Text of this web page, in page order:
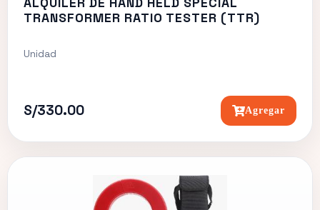
TRANSFORMER RATIO TESTER (TTR)
Unidad
S/330.00 Agregar